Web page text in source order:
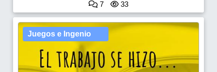
7 33
Juegos e Ingenio